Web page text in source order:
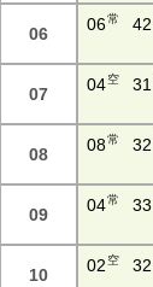
06 06常 42
07 04空 31
08 08常 32
09 04常 33
10 02 空 32